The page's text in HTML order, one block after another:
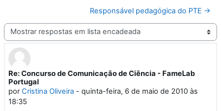
Responsável pedagógica do PTE →
Modo de visualização
Re: Concurso de Comunicação de Ciência - FameLab
Portugal
porCristina Oliveira - quinta-feira, 6 de maio de 2010 às
18:35
Número de respostas: 0